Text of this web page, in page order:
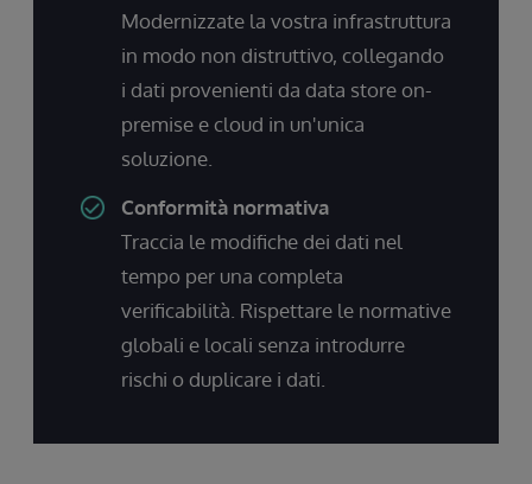
Modernizzate la vostra infrastruttura
in modo non distruttivo, collegando
i dati provenienti da data store on-
premise e cloud in un'unica
soluzione.
Conformità normativa
Traccia le modifiche dei dati nel
tempo per una completa
verificabilità. Rispettare le normative
globali e locali senza introdurre
rischi o duplicare i dati.